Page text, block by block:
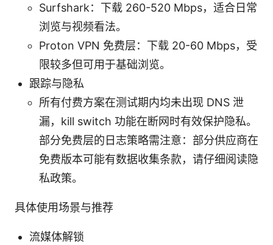
Surfshark：下载 260-520 Mbps，适合日常
浏览与视频看法。
Proton VPN 免费层：下载 20-60 Mbps，受
限较多但可用于基础浏览。
跟踪与隐私
所有付费方案在测试期内均未出现 DNS 泄
漏，kill switch 功能在断网时有效保护隐私。
部分免费层的日志策略需注意：部分供应商在
免费版本可能有数据收集条款，请仔细阅读隐
私政策。
具体使用场景与推荐
流媒体解锁